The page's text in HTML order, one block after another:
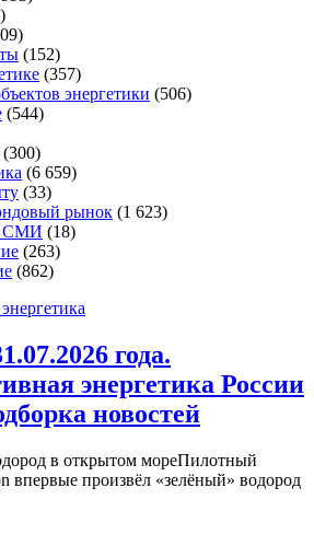
(152)
(357)
энергетики (506)
(544)
(300)
(6 659)
(33)
рынок (1 623)
СМИ (18)
(263)
(862)
года.
энергетика России
новостей
в открытом мореПилотный
впервые произвёл «зелёный» водород